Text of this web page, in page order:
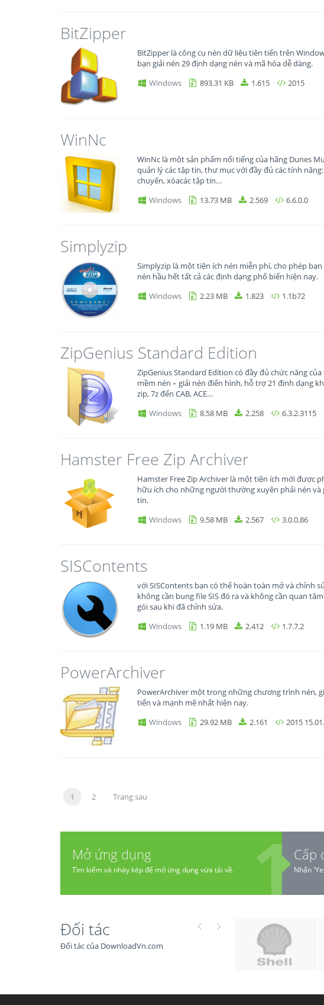
BitZipper
BitZipper là công cụ nén dữ liệu tiên tiến trên
bạn giải nén 29 định dạng nén và mã hóa dễ dàng.
Windows
893.31 KB 1.615 2015
WinNc
WinNc là một sản phẩm nổi tiếng của hãng Dunes
quản lý các tập tin, thư mục với đầy đủ các tính
chuyển, xóacác tập tin…
Windows
13.73 MB 2.569 6.6.0.0
Simplyzip
Simplyzip là một tiện ích nén miễn phí, cho phép bạn
nén hầu hết tất cả các định dạng phổ biến hiện nay.
Windows
2.23 MB 1.823 1.1b72
ZipGenius Standard Edition
ZipGenius Standard Edition có đầy đủ chức năng
mềm nén – giải nén điển hình, hỗ trợ 21 định dạng
zip, 7z đến CAB, ACE…
Windows
8.58 MB 2.258 6.3.2.3115
Hamster Free Zip Archiver
Hamster Free Zip Archiver là một tiện ích mới được
hữu ích cho những người thường xuyên phải nén và
tin.
Windows
9.58 MB 2.567 3.0.0.86
SISContents
với SISContents bạn có thể hoàn toàn mở và chỉnh
không cần bung file SIS đó ra và không cần quan
gói sau khi đã chỉnh sửa.
Windows
1.19 MB 2.412 1.7.7.2
PowerArchiver
PowerArchiver một trong những chương trình nén,
tiến và mạnh mẽ nhất hiện nay.
Windows
29.92 MB 2.161 2015
1 2 Trang sau
Mở ứng dụng
Tìm kiếm và nháy kép để mở ứng dụng vừa tải về.
Cấp
Nhấn
Đối tác
Đối tác của DownloadVn.com